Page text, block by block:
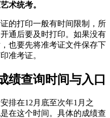
术统考。
的打印一般有时间限制，所
通后要及时打印。如果没有
也要先将准考证文件保存下
准考证。
绩查询时间与入口
排在12月底至次年1月之
在这个时间。具体的成绩查